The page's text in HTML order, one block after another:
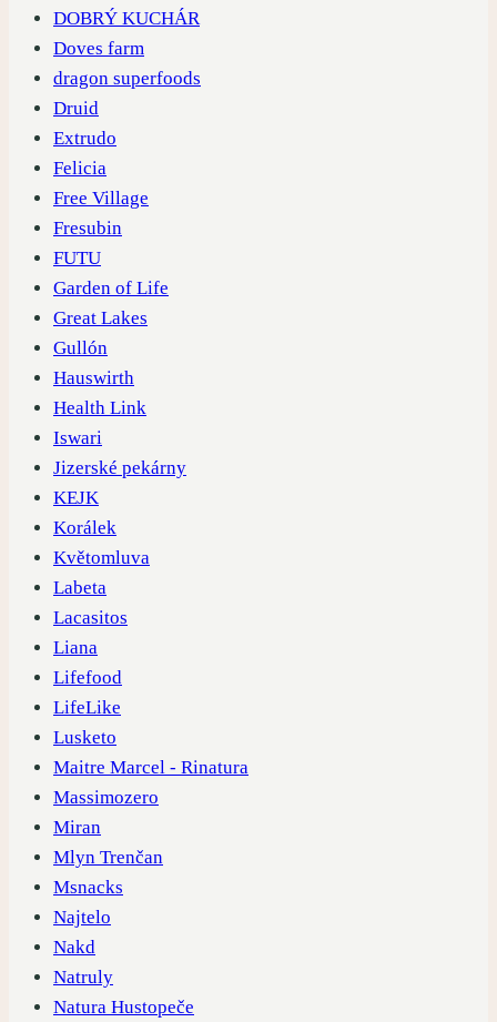
DOBRÝ KUCHÁR
Doves farm
dragon superfoods
Druid
Extrudo
Felicia
Free Village
Fresubin
FUTU
Garden of Life
Great Lakes
Gullón
Hauswirth
Health Link
Iswari
Jizerské pekárny
KEJK
Korálek
Květomluva
Labeta
Lacasitos
Liana
Lifefood
LifeLike
Lusketo
Maitre Marcel - Rinatura
Massimozero
Miran
Mlyn Trenčan
Msnacks
Najtelo
Nakd
Natruly
Natura Hustopeče